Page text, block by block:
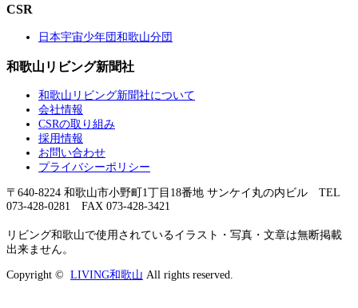
CSR
日本宇宙少年団和歌山分団
和歌山リビング新聞社
和歌山リビング新聞社について
会社情報
CSRの取り組み
採用情報
お問い合わせ
プライバシーポリシー
〒640-8224 和歌山市小野町1丁目18番地 サンケイ丸の内ビル TEL
073-428-0281 FAX 073-428-3421
リビング和歌山で使用されているイラスト・写真・文章は無断掲載
出来ません。
Copyright © LIVING和歌山 All rights reserved.